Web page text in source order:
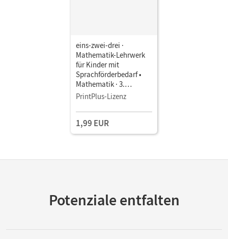
eins-zwei-drei ·
Mathematik-Lehrwerk
für Kinder mit
Sprachförderbedarf •
Mathematik · 3.
Schuljahr • Schulbuch
PrintPlus-Lizenz
1,99 EUR
Potenziale entfalten